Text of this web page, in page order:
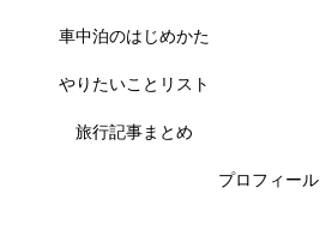
車中泊のはじめかた
やりたいことリスト
旅行記事まとめ
プロフィール